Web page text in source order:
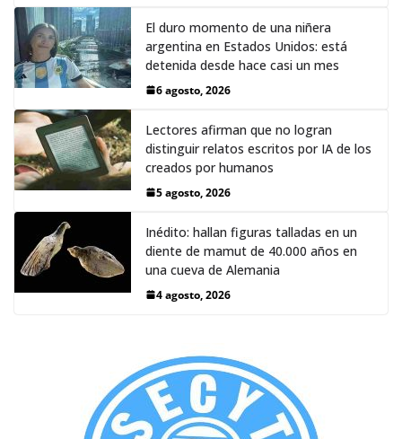
El duro momento de una niñera
argentina en Estados Unidos: está
detenida desde hace casi un mes
6 agosto, 2026
Lectores afirman que no logran
distinguir relatos escritos por IA de los
creados por humanos
5 agosto, 2026
Inédito: hallan figuras talladas en un
diente de mamut de 40.000 años en
una cueva de Alemania
4 agosto, 2026